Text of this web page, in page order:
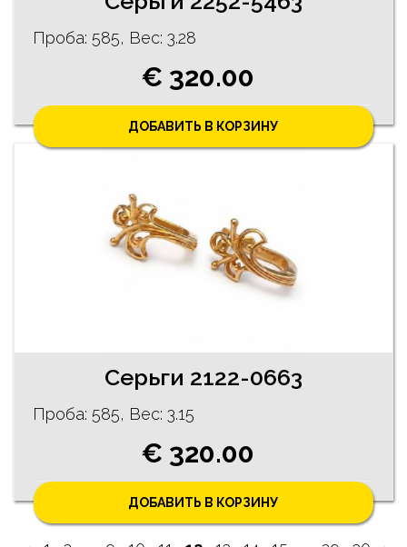
Проба: 585, Bес: 3.28
€ 320.00
ДОБАВИТЬ В КОРЗИНУ
Серьги 2122-0663
Проба: 585, Bес: 3.15
€ 320.00
ДОБАВИТЬ В КОРЗИНУ